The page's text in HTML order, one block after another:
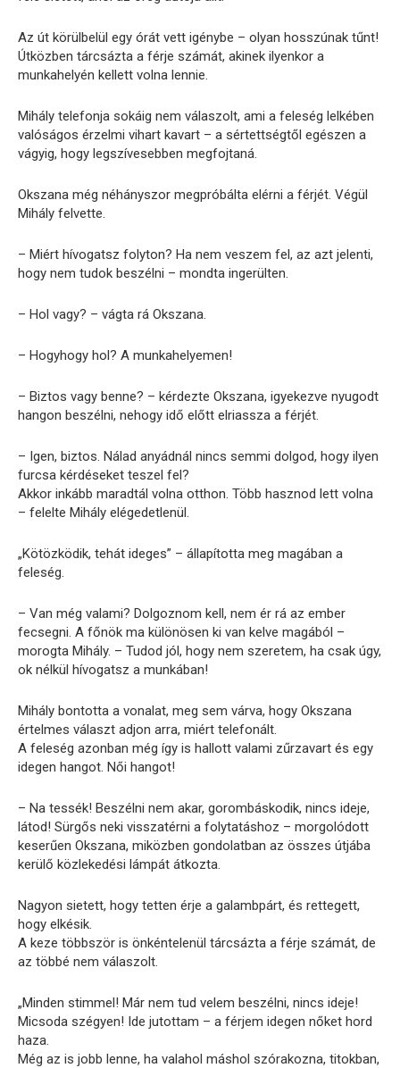
Az út körülbelül egy órát vett igénybe – olyan hosszúnak tűnt!
Útközben tárcsázta a férje számát, akinek ilyenkor a
munkahelyén kellett volna lennie.
Mihály telefonja sokáig nem válaszolt, ami a feleség lelkében
valóságos érzelmi vihart kavart – a sértettségtől egészen a
vágyig, hogy legszívesebben megfojtaná.
Okszana még néhányszor megpróbálta elérni a férjét. Végül
Mihály felvette.
– Miért hívogatsz folyton? Ha nem veszem fel, az azt jelenti,
hogy nem tudok beszélni – mondta ingerülten.
– Hol vagy? – vágta rá Okszana.
– Hogyhogy hol? A munkahelyemen!
– Biztos vagy benne? – kérdezte Okszana, igyekezve nyugodt
hangon beszélni, nehogy idő előtt elriassza a férjét.
– Igen, biztos. Nálad anyádnál nincs semmi dolgod, hogy ilyen
furcsa kérdéseket teszel fel?
Akkor inkább maradtál volna otthon. Több hasznod lett volna
– felelte Mihály elégedetlenül.
„Kötözködik, tehát ideges” – állapította meg magában a
feleség.
– Van még valami? Dolgoznom kell, nem ér rá az ember
fecsegni. A főnök ma különösen ki van kelve magából –
morogta Mihály. – Tudod jól, hogy nem szeretem, ha csak úgy,
ok nélkül hívogatsz a munkában!
Mihály bontotta a vonalat, meg sem várva, hogy Okszana
értelmes választ adjon arra, miért telefonált.
A feleség azonban még így is hallott valami zűrzavart és egy
idegen hangot. Női hangot!
– Na tessék! Beszélni nem akar, gorombáskodik, nincs ideje,
látod! Sürgős neki visszatérni a folytatáshoz – morgolódott
keserűen Okszana, miközben gondolatban az összes útjába
kerülő közlekedési lámpát átkozta.
Nagyon sietett, hogy tetten érje a galambpárt, és rettegett,
hogy elkésik.
A keze többször is önkéntelenül tárcsázta a férje számát, de
az többé nem válaszolt.
„Minden stimmel! Már nem tud velem beszélni, nincs ideje!
Micsoda szégyen! Ide jutottam – a férjem idegen nőket hord
haza.
Még az is jobb lenne, ha valahol máshol szórakozna, titokban,